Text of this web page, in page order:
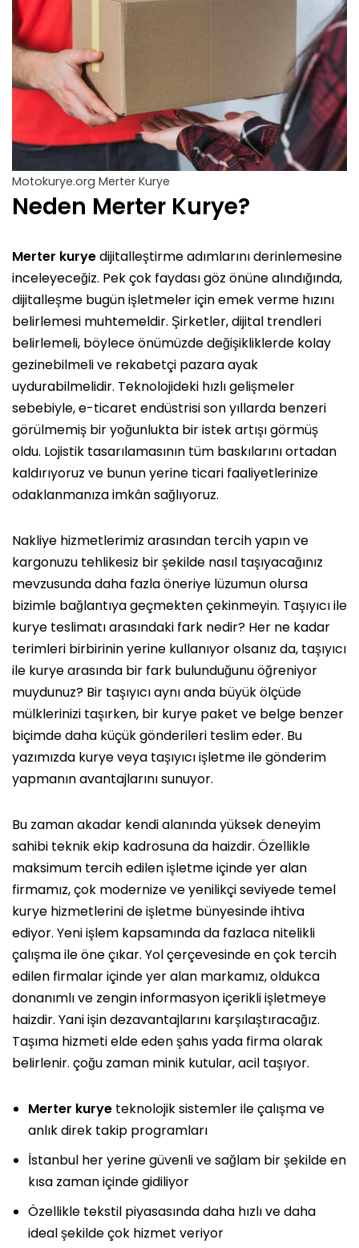
Motokurye.org Merter Kurye
Neden Merter Kurye?
Merter kuryedijitalleştirme adımlarını derinlemesine
inceleyeceğiz. Pek çok faydası göz önüne alındığında,
dijitalleşme bugün işletmeler için emek verme hızını
belirlemesi muhtemeldir. Şirketler, dijital trendleri
belirlemeli, böylece önümüzde değişikliklerde kolay
gezinebilmeli ve rekabetçi pazara ayak
uydurabilmelidir. Teknolojideki hızlı gelişmeler
sebebiyle, e-ticaret endüstrisi son yıllarda benzeri
görülmemiş bir yoğunlukta bir istek artışı görmüş
oldu. Lojistik tasarılamasının tüm baskılarını ortadan
kaldırıyoruz ve bunun yerine ticari faaliyetlerinize
odaklanmanıza imkân sağlıyoruz.
Nakliye hizmetlerimiz arasından tercih yapın ve
kargonuzu tehlikesiz bir şekilde nasıl taşıyacağınız
mevzusunda daha fazla öneriye lüzumun olursa
bizimle bağlantıya geçmekten çekinmeyin. Taşıyıcı ile
kurye teslimatı arasındaki fark nedir? Her ne kadar
terimleri birbirinin yerine kullanıyor olsanız da, taşıyıcı
ile kurye arasında bir fark bulunduğunu öğreniyor
muydunuz? Bir taşıyıcı aynı anda büyük ölçüde
mülklerinizi taşırken, bir kurye paket ve belge benzer
biçimde daha küçük gönderileri teslim eder. Bu
yazımızda kurye veya taşıyıcı işletme ile gönderim
yapmanın avantajlarını sunuyor.
Bu zaman akadar kendi alanında yüksek deneyim
sahibi teknik ekip kadrosuna da haizdir. Özellikle
maksimum tercih edilen işletme içinde yer alan
firmamız, çok modernize ve yenilikçi seviyede temel
kurye hizmetlerini de işletme bünyesinde ihtiva
ediyor. Yeni işlem kapsamında da fazlaca nitelikli
çalışma ile öne çıkar. Yol çerçevesinde en çok tercih
edilen firmalar içinde yer alan markamız, oldukca
donanımlı ve zengin informasyon içerikli işletmeye
haizdir. Yani işin dezavantajlarını karşılaştıracağız.
Taşıma hizmeti elde eden şahıs yada firma olarak
belirlenir. çoğu zaman minik kutular, acil taşıyor.
Merter kurye teknolojik sistemler ile çalışma ve
anlık direk takip programları
İstanbul her yerine güvenli ve sağlam bir şekilde en
kısa zaman içinde gidiliyor
Özellikle tekstil piyasasında daha hızlı ve daha
ideal şekilde çok hizmet veriyor